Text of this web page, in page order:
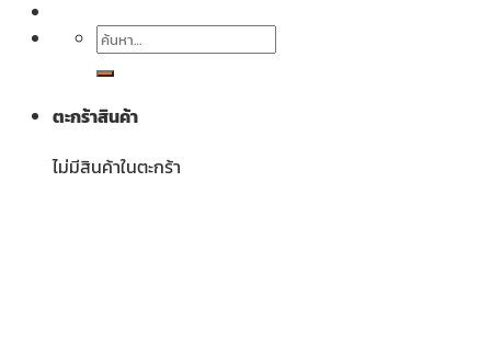
ค้นหา:
ตะกร้าสินค้า
ไม่มีสินค้าในตะกร้า